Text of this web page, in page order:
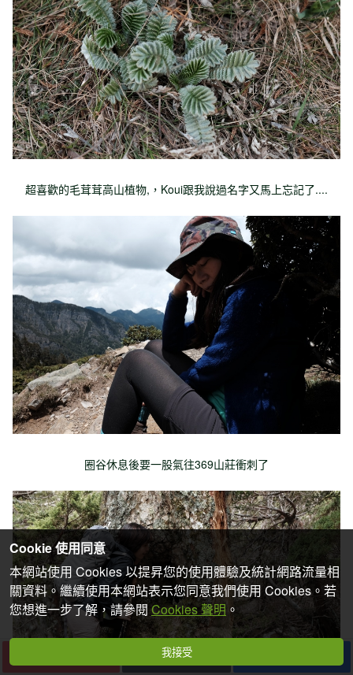
超喜歡的毛茸茸高山植物,，Koui跟我說過名字又馬上忘記了....
圈谷休息後要一股氣往369山莊衝刺了
下一篇
Cookie 使用同意
本網站使用 Cookies 以提昇您的使用體驗及統計網路流量相
關資料。繼續使用本網站表示您同意我們使用 Cookies。若
您想進一步了解，請參閱Cookies 聲明 。
我接受